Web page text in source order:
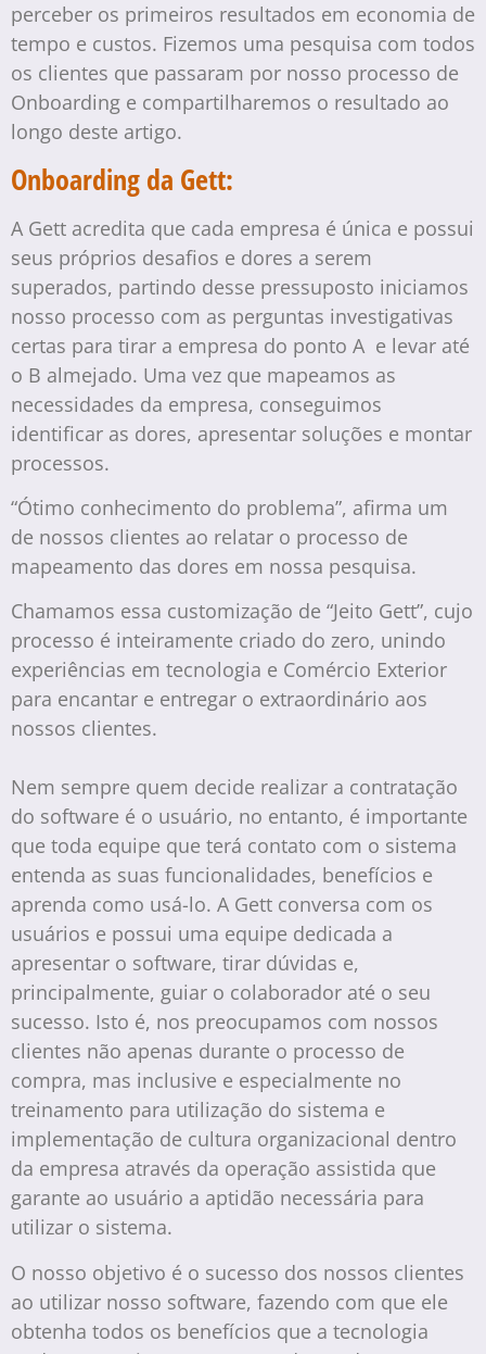
perceber os primeiros resultados em economia de
tempo e custos. Fizemos uma pesquisa com todos
os clientes que passaram por nosso processo de
Onboarding e compartilharemos o resultado ao
longo deste artigo.
Onboarding da Gett:
A Gett acredita que cada empresa é única e possui
seus próprios desafios e dores a serem
superados, partindo desse pressuposto iniciamos
nosso processo com as perguntas investigativas
certas para tirar a empresa do ponto A e levar até
o B almejado. Uma vez que mapeamos as
necessidades da empresa, conseguimos
identificar as dores, apresentar soluções e montar
processos.
“Ótimo conhecimento do problema”, afirma um
de nossos clientes ao relatar o processo de
mapeamento das dores em nossa pesquisa.
Chamamos essa customização de “Jeito Gett”, cujo
processo é inteiramente criado do zero, unindo
experiências em tecnologia e Comércio Exterior
para encantar e entregar o extraordinário aos
nossos clientes.
Nem sempre quem decide realizar a contratação
do software é o usuário, no entanto, é importante
que toda equipe que terá contato com o sistema
entenda as suas funcionalidades, benefícios e
aprenda como usá-lo. A Gett conversa com os
usuários e possui uma equipe dedicada a
apresentar o software, tirar dúvidas e,
principalmente, guiar o colaborador até o seu
sucesso. Isto é, nos preocupamos com nossos
clientes não apenas durante o processo de
compra, mas inclusive e especialmente no
treinamento para utilização do sistema e
implementação de cultura organizacional dentro
da empresa através da operação assistida que
garante ao usuário a aptidão necessária para
utilizar o sistema.
O nosso objetivo é o sucesso dos nossos clientes
ao utilizar nosso software, fazendo com que ele
obtenha todos os benefícios que a tecnologia